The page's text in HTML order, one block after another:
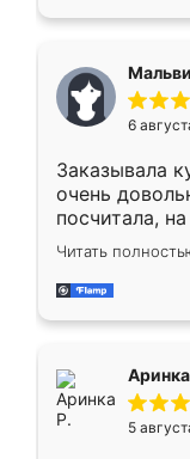
меньше,
Мне нравится
мебели буду
6
Заказывала
очень
посчитала,
Замерщик
делу со
за день,
Читать
5